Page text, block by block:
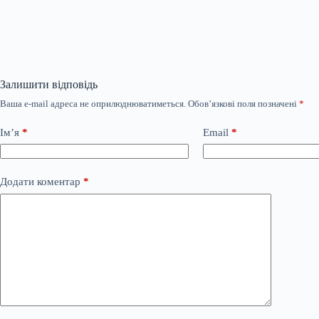
Залишити відповідь
Ваша e-mail адреса не оприлюднюватиметься. Обов’язкові поля позначені *
Ім’я * Email *
Додати коментар *